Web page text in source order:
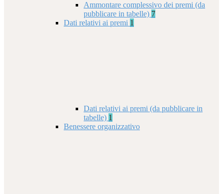
Ammontare complessivo dei premi (da
pubblicare in tabelle) 7
Dati relativi ai premi 1
Dati relativi ai premi (da pubblicare in
tabelle) 1
Benessere organizzativo